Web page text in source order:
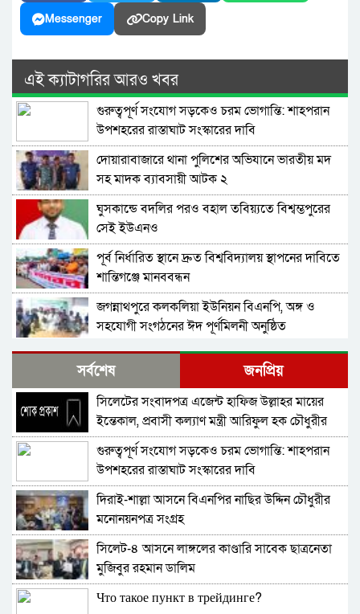
Messenger Copy Link
এই ক্যাটাগরির আরও খবর
গুরুত্বপূর্ণ সংযোগ সড়কেও চরম ভোগান্তি: শাহপরান
উপশহরের রাস্তাঘাট সংস্কারের দাবি
দোয়ারাবাজারে থানা পুলিশের অভিযানে ভারতীয় মদ
সহ মাদক ব্যাবসায়ী আটক ২
ঘুসকান্ডে বদলির পরও বহাল তবিয়্যতে বিশ্বম্ভপুরের
সেই ইউএনও
পূর্ব নির্ধারিত স্থানে দ্রুত বিশ্ববিদ্যালয় স্থাপনের দাবিতে
শান্তিগঞ্জে মানববন্ধন
জগন্নাথপুরে কলকলিয়া ইউনিয়ন বিএনপি, অঙ্গ ও
সহযোগী সংগঠনের ঈদ পূর্ণমিলনী অনুষ্ঠিত
বাংলাদেশ জামায়াতে ইসলামীর আমির ডা. শফিকুর
রহমান বলেছেন গণহত্যার বিচার করতে হবে
নিখোঁজ সংবাদ
ই-সিম বাংলাদেশে পিছিয়ে কেন?
দোয়ারায় স্বেচ্ছা সেবক লী গ নেতাসহ যু বলীগ সদস্য
গ্রে*ফতার
শহীদ মিনারে চাকরিচ্যুত বিডিআর সদস্যদের অবস্থান
আনন্দ সংসদের ৩৮তম বার্ষিক ক্রীড়া প্রতিযোগিতার
সর্বশেষ জনপ্রিয়
সিলেটের সংবাদপত্র এজেন্ট হাফিজ উল্লাহর মায়ের
ইন্তেকাল, প্রবাসী কল্যাণ মন্ত্রী আরিফুল হক চৌধুরীর
শোক
গুরুত্বপূর্ণ সংযোগ সড়কেও চরম ভোগান্তি: শাহপরান
উপশহরের রাস্তাঘাট সংস্কারের দাবি
দিরাই-শাল্লা আসনে বিএনপির নাছির উদ্দিন চৌধুরীর
মনোনয়নপত্র সংগ্রহ
সিলেট-৪ আসনে লাঙ্গলের কাণ্ডারি সাবেক ছাত্রনেতা
মুজিবুর রহমান ডালিম
Что такое пункт в трейдинге?